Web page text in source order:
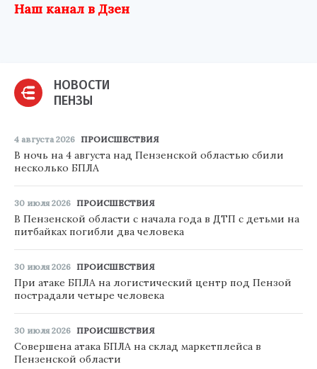
Наш канал в Дзен
НОВОСТИ
ПЕНЗЫ
4 августа 2026 ПРОИСШЕСТВИЯ
В ночь на 4 августа над Пензенской областью сбили
несколько БПЛА
30 июля 2026 ПРОИСШЕСТВИЯ
В Пензенской области с начала года в ДТП с детьми на
питбайках погибли два человека
30 июля 2026 ПРОИСШЕСТВИЯ
При атаке БПЛА на логистический центр под Пензой
пострадали четыре человека
30 июля 2026 ПРОИСШЕСТВИЯ
Совершена атака БПЛА на склад маркетплейса в
Пензенской области